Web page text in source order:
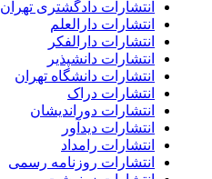
انتشارات دادگشتری تهران
انتشارات دارالعلم
انتشارات دارالفکر
انتشارات دانشپذیر
انتشارات دانشگاه تهران
انتشارات دراک
انتشارات دوراندیشان
انتشارات دیدآور
انتشارات رامداد
انتشارات روزنامه رسمی